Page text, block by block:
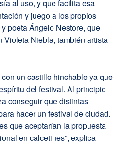
al uso, y que facilita esa
y juego a los propios
poeta Ángelo Nestore, que
Violeta Niebla, también artista
un castillo hinchable ya que
del festival. Al principio
conseguir que distintas
hacer un festival de ciudad.
que aceptarían la propuesta
en calcetines”, explica